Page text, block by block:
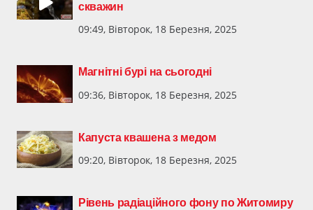
скважин
09:49, Вівторок, 18 Березня, 2025
Магнітні бурі на сьогодні
09:36, Вівторок, 18 Березня, 2025
Капуста квашена з медом
09:20, Вівторок, 18 Березня, 2025
Рівень радіаційного фону по Житомиру